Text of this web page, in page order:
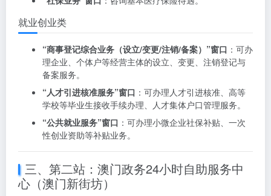
就业创业类
“商事登记综合业务（设立/变更/注销/备案）”窗口 ：可办
理企业、个体户等经营主体的设立、变更、注销登记与
备案服务。
“人才引进核准服务”窗口 ：可办理人才引进核准、高等
学校等毕业生接收手续办理、人才集体户口管理服务。
“公共就业服务”窗口 ：可办理小微企业社保补贴、一次
性创业资助等补贴业务。
三、第二站：澳门政务24小时自助服务中
心（澳门新街坊）